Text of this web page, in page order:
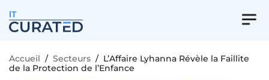
IT
Accueil / Secteurs / L’Affaire Lyhanna Révèle la Faillite
de la Protection de l’Enfance